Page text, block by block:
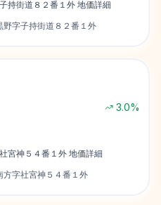
持街道８２番１外 地価詳細
字子持街道８２番１外
3.0%
宮神５４番１外 地価詳細
方字社宮神５４番１外